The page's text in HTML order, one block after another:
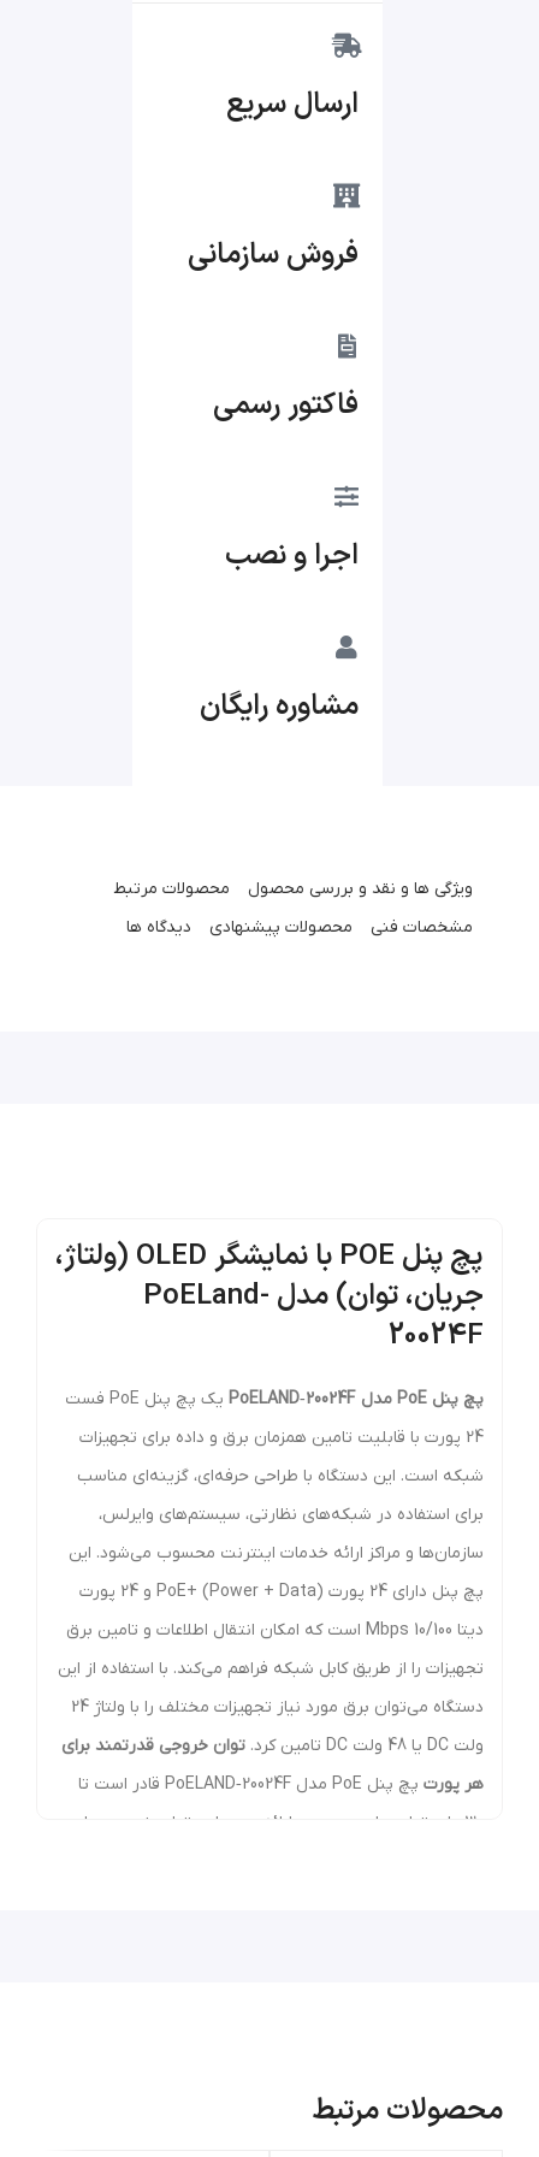
ارسال سریع
فروش سازمانی
فاکتور رسمی
اجرا و نصب
مشاوره رایگان
ویژگی ها و نقد و بررسی محصول
محصولات مرتبط
مشخصات فنی
محصولات پیشنهادی دیدگاه ها
پچ پنل POE با نمایشگر OLED (ولتاژ،
جریان، توان) مدل PoELand-
20024F
پچ پنل PoE مدل PoELAND‑20024F
یک پچ پنل PoE فست
24 پورت با قابلیت تامین همزمان برق و داده برای تجهیزات
شبکه است. این دستگاه با طراحی حرفه‌ای، گزینه‌ای مناسب
برای استفاده در شبکه‌های نظارتی، سیستم‌های وایرلس،
سازمان‌ها و مراکز ارائه خدمات اینترنت محسوب می‌شود. این
پچ پنل دارای 24 پورت PoE+ (Power + Data) و 24 پورت
دیتا 10/100 Mbps است که امکان انتقال اطلاعات و تامین برق
تجهیزات را از طریق کابل شبکه فراهم می‌کند. با استفاده از این
دستگاه می‌توان برق مورد نیاز تجهیزات مختلف را با ولتاژ 24
ولت DC یا 48 ولت DC تامین کرد.
توان خروجی قدرتمند برای
هر پورت
پچ پنل PoE مدل PoELAND‑20024F قادر است تا
30 وات توان برای هر پورت ارائه دهد. این توان خروجی برای
می‌کند تا مصرف انرژی تجهیزات متصل را به‌راحتی کنترل و
مدیریت کنند.
محصولات مرتبط